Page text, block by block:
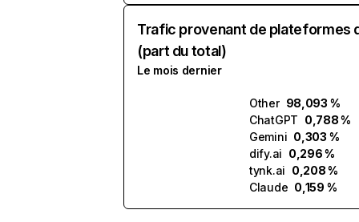
Trafic provenant de plateformes
(part du total)
Le mois dernier
Other 98,093 %
ChatGPT 0,788 %
Gemini 0,303 %
dify.ai 0,296 %
tynk.ai 0,208 %
Claude 0,159 %